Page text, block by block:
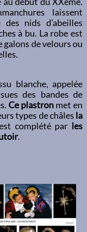
laissent
des nids d’abeilles
à bu. La robe est
galons de velours ou
blanche, appelée
des bandes de
Ce plastron met en
types de châles la
complété par les
.